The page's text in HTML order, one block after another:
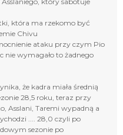
która ma rzekomo być
Chivu
ataku przy czym Pio
nie wymagało to żadnego
że kadra miała średnią
28,5 roku, teraz przy
Asslani, Taremi wypadną a
.... 28,0 czyli po
sezonie po